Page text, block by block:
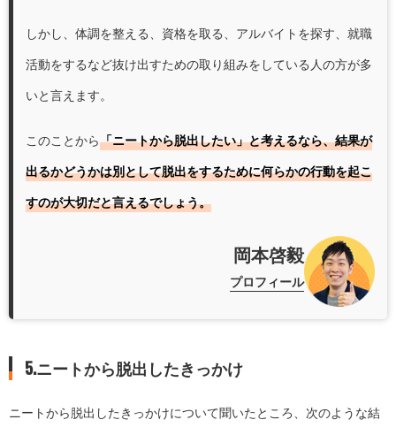
岡本啓毅
プロフィール
しかし、体調を整える、資格を取る、アルバイトを探す、就職
活動をするなど抜け出すための取り組みをしている人の方が多
いと言えます。
このことから「ニートから脱出したい」と考えるなら、結果が
出るかどうかは別として脱出をするために何らかの行動を起こ
すのが大切だと言えるでしょう。
5.ニートから脱出したきっかけ
ニートから脱出したきっかけについて聞いたところ、次のような結